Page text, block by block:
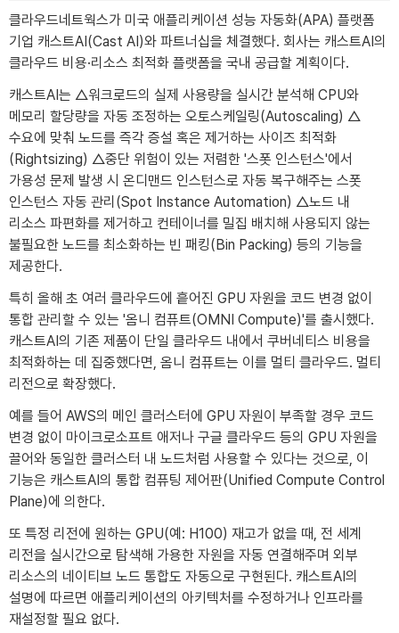
클라우드네트웍스가 미국 애플리케이션 성능 자동화(APA) 플랫폼
기업 캐스트AI(Cast AI)와 파트너십을 체결했다. 회사는 캐스트AI의
클라우드 비용·리소스 최적화 플랫폼을 국내 공급할 계획이다.
캐스트AI는 △워크로드의 실제 사용량을 실시간 분석해 CPU와
메모리 할당량을 자동 조정하는 오토스케일링(Autoscaling) △
수요에 맞춰 노드를 즉각 증설 혹은 제거하는 사이즈 최적화
(Rightsizing) △중단 위험이 있는 저렴한 '스폿 인스턴스'에서
가용성 문제 발생 시 온디맨드 인스턴스로 자동 복구해주는 스폿
인스턴스 자동 관리(Spot Instance Automation) △노드 내
리소스 파편화를 제거하고 컨테이너를 밀집 배치해 사용되지 않는
불필요한 노드를 최소화하는 빈 패킹(Bin Packing) 등의 기능을
제공한다.
특히 올해 초 여러 클라우드에 흩어진 GPU 자원을 코드 변경 없이
통합 관리할 수 있는 '옴니 컴퓨트(OMNI Compute)'를 출시했다.
캐스트AI의 기존 제품이 단일 클라우드 내에서 쿠버네티스 비용을
최적화하는 데 집중했다면, 옴니 컴퓨트는 이를 멀티 클라우드. 멀티
리전으로 확장했다.
예를 들어 AWS의 메인 클러스터에 GPU 자원이 부족할 경우 코드
변경 없이 마이크로소프트 애저나 구글 클라우드 등의 GPU 자원을
끌어와 동일한 클러스터 내 노드처럼 사용할 수 있다는 것으로, 이
기능은 캐스트AI의 통합 컴퓨팅 제어판(Unified Compute Control
Plane)에 의한다.
또 특정 리전에 원하는 GPU(예: H100) 재고가 없을 때, 전 세계
리전을 실시간으로 탐색해 가용한 자원을 자동 연결해주며 외부
리소스의 네이티브 노드 통합도 자동으로 구현된다. 캐스트AI의
설명에 따르면 애플리케이션의 아키텍처를 수정하거나 인프라를
재설정할 필요 없다.